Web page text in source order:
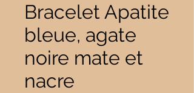
Bracelet Apatite
bleue, agate
noire mate et
nacre